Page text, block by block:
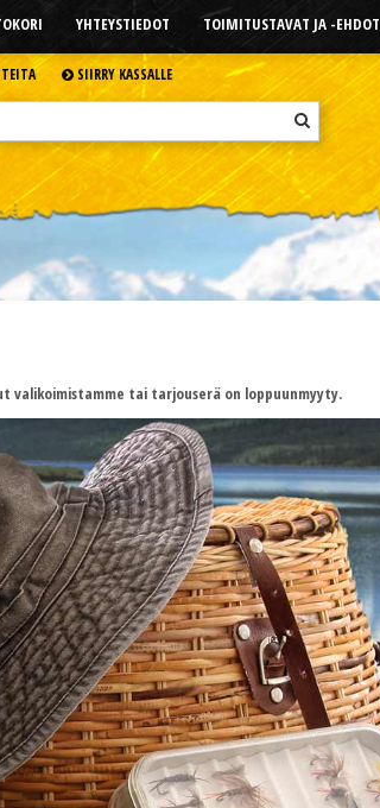
YHTEYSTIEDOT TOIMITUSTAVAT JA -EHDOT
SIIRRY KASSALLE
valikoimistamme tai tarjouserä on loppuunmyyty.